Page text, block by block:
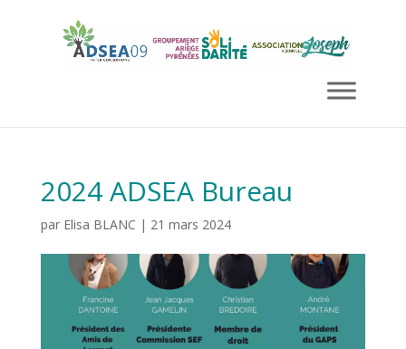
2024 ADSEA Bureau
par Elisa BLANC | 21 mars 2024